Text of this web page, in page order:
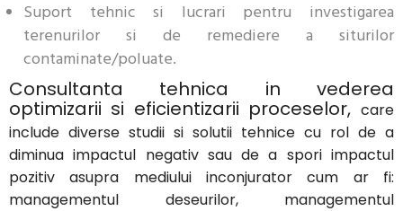
Suport tehnic si lucrari pentru investigarea
terenurilor si de remediere a siturilor
contaminate/poluate.
Consultanta tehnica in vederea
optimizarii si eficientizarii proceselor, care
include diverse studii si solutii tehnice cu rol de a
diminua impactul negativ sau de a spori impactul
pozitiv asupra mediului inconjurator cum ar fi:
managementul deseurilor, managementul